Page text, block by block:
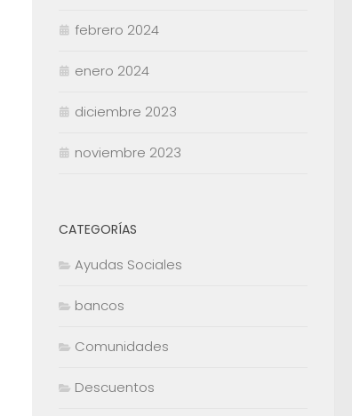
febrero 2024
enero 2024
diciembre 2023
noviembre 2023
CATEGORÍAS
Ayudas Sociales
bancos
Comunidades
Descuentos